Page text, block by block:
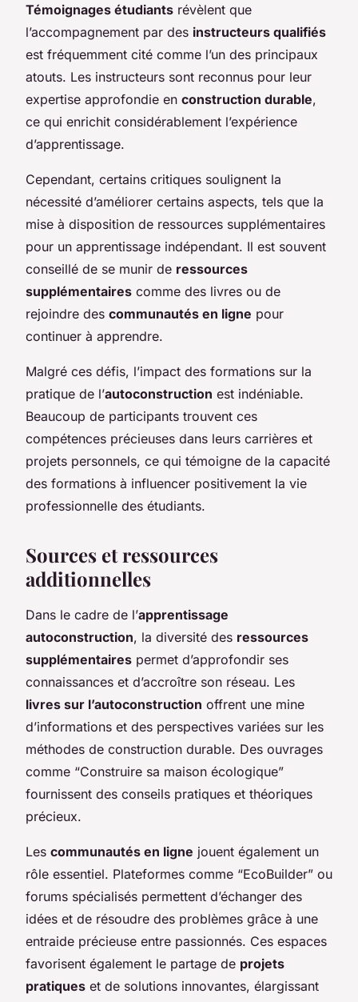
Témoignages étudiants révèlent que
l’accompagnement par des instructeurs qualifiés
est fréquemment cité comme l’un des principaux
atouts. Les instructeurs sont reconnus pour leur
expertise approfondie en construction durable,
ce qui enrichit considérablement l’expérience
d’apprentissage.
Cependant, certains critiques soulignent la
nécessité d’améliorer certains aspects, tels que la
mise à disposition de ressources supplémentaires
pour un apprentissage indépendant. Il est souvent
conseillé de se munir de ressources
supplémentaires comme des livres ou de
rejoindre des communautés en ligne pour
continuer à apprendre.
Malgré ces défis, l’impact des formations sur la
pratique de l’autoconstruction est indéniable.
Beaucoup de participants trouvent ces
compétences précieuses dans leurs carrières et
projets personnels, ce qui témoigne de la capacité
des formations à influencer positivement la vie
professionnelle des étudiants.
Sources et ressources
additionnelles
Dans le cadre de l’apprentissage
autoconstruction, la diversité des ressources
supplémentaires permet d’approfondir ses
connaissances et d’accroître son réseau. Les
livres sur l’autoconstruction offrent une mine
d’informations et des perspectives variées sur les
méthodes de construction durable. Des ouvrages
comme “Construire sa maison écologique”
fournissent des conseils pratiques et théoriques
précieux.
Les communautés en ligne jouent également un
rôle essentiel. Plateformes comme “EcoBuilder” ou
forums spécialisés permettent d’échanger des
idées et de résoudre des problèmes grâce à une
entraide précieuse entre passionnés. Ces espaces
favorisent également le partage de projets
pratiques et de solutions innovantes, élargissant